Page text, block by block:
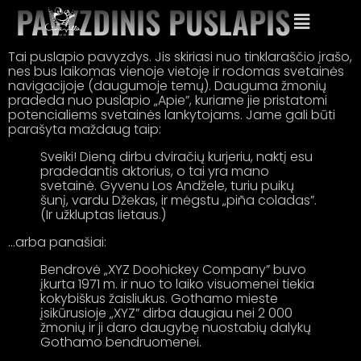
PAVYZDINIS PUSLAPIS
Tai puslapio pavyzdys. Jis skiriasi nuo tinklaraščio įrašo,
nes bus laikomas vienoje vietoje ir rodomas svetainės
navigacijoje (daugumoje temų). Dauguma žmonių
pradeda nuo puslapio „Apie”, kuriame jie pristatomi
potencialiems svetainės lankytojams. Jame gali būti
parašyta maždaug taip:
Sveiki! Dieną dirbu dviračių kurjeriu, naktį esu
pradedantis aktorius, o tai yra mano
svetainė. Gyvenu Los Andžele, turiu puikų
šunį, vardu Džekas, ir mėgstu „piña coladas”.
(Ir užkluptas lietaus.)
…arba panašiai:
Bendrovė „XYZ Doohickey Company” buvo
įkurta 1971 m. ir nuo to laiko visuomenei tiekia
kokybiškus žaisliukus. Gothamo mieste
įsikūrusioje „XYZ” dirba daugiau nei 2 000
žmonių ir ji daro daugybę nuostabių dalykų
Gothamo bendruomenei.